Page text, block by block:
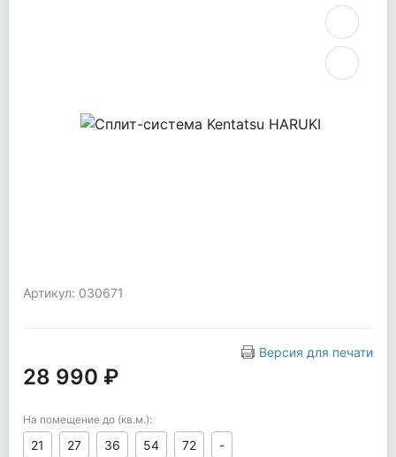
Артикул: 030671
Версия для печати
28 990 ₽
На помещение до (кв.м.):
21 27 36 54 72 -